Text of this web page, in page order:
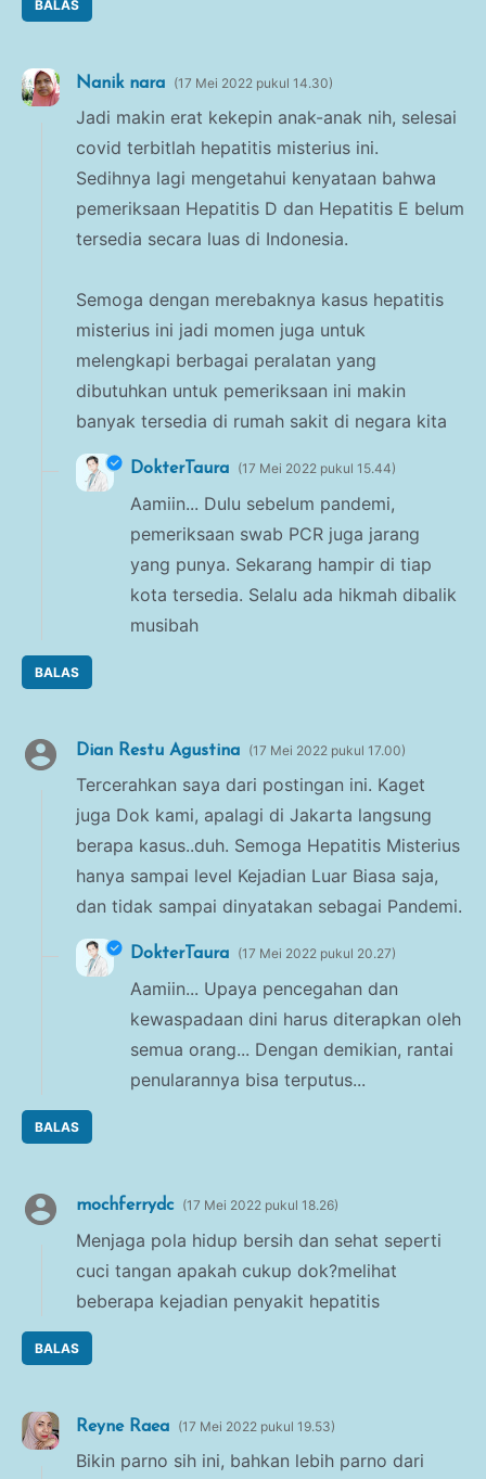
BALAS
Nanik nara 17 Mei 2022 pukul 14.30
Jadi makin erat kekepin anak-anak nih, selesai
covid terbitlah hepatitis misterius ini.
Sedihnya lagi mengetahui kenyataan bahwa
pemeriksaan Hepatitis D dan Hepatitis E belum
tersedia secara luas di Indonesia.
Semoga dengan merebaknya kasus hepatitis
misterius ini jadi momen juga untuk
melengkapi berbagai peralatan yang
dibutuhkan untuk pemeriksaan ini makin
banyak tersedia di rumah sakit di negara kita
BALAS
DokterTaura 17 Mei 2022 pukul 15.44
Aamiin... Dulu sebelum pandemi,
pemeriksaan swab PCR juga jarang
yang punya. Sekarang hampir di tiap
kota tersedia. Selalu ada hikmah dibalik
musibah
Dian Restu Agustina 17 Mei 2022 pukul 17.00
Tercerahkan saya dari postingan ini. Kaget
juga Dok kami, apalagi di Jakarta langsung
berapa kasus..duh. Semoga Hepatitis Misterius
hanya sampai level Kejadian Luar Biasa saja,
dan tidak sampai dinyatakan sebagai Pandemi.
BALAS
DokterTaura 17 Mei 2022 pukul 20.27
Aamiin... Upaya pencegahan dan
kewaspadaan dini harus diterapkan oleh
semua orang... Dengan demikian, rantai
penularannya bisa terputus...
mochferrydc 17 Mei 2022 pukul 18.26
Menjaga pola hidup bersih dan sehat seperti
cuci tangan apakah cukup dok?melihat
beberapa kejadian penyakit hepatitis
BALAS
Reyne Raea 17 Mei 2022 pukul 19.53
Bikin parno sih ini, bahkan lebih parno dari